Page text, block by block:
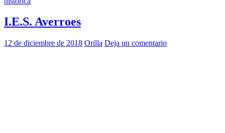
I.E.S. Averroes
12 de diciembre de 2018 Orilla Deja un comentario